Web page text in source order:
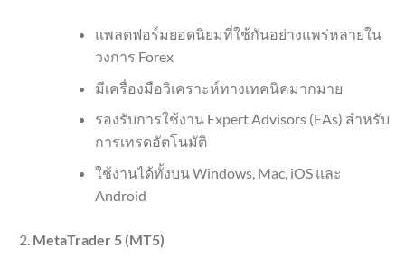
แพลตฟอร์มยอดนิยมที่ใช้กันอย่างแพร่หลายใน
วงการ Forex
มีเครื่องมือวิเคราะห์ทางเทคนิคมากมาย
รองรับการใช้งาน Expert Advisors (EAs) สำหรับ
การเทรดอัตโนมัติ
ใช้งานได้ทั้งบน Windows, Mac, iOS และ
Android
MetaTrader 5 (MT5)